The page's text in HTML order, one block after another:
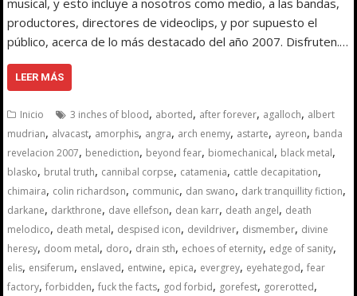
musical, y esto incluye a nosotros como medio, a las bandas,
productores, directores de videoclips, y por supuesto el
público, acerca de lo más destacado del año 2007. Disfruten.…
LEER MÁS
Inicio 3 inches of blood, aborted, after forever, agalloch, albert
mudrian, alvacast, amorphis, angra, arch enemy, astarte, ayreon, banda
revelacion 2007, benediction, beyond fear, biomechanical, black metal,
blasko, brutal truth, cannibal corpse, catamenia, cattle decapitation,
chimaira, colin richardson, communic, dan swano, dark tranquillity fiction,
darkane, darkthrone, dave ellefson, dean karr, death angel, death
melodico, death metal, despised icon, devildriver, dismember, divine
heresy, doom metal, doro, drain sth, echoes of eternity, edge of sanity,
elis, ensiferum, enslaved, entwine, epica, evergrey, eyehategod,fear
factory,forbidden,fuck the facts, god forbid, gorefest, gorerotted,